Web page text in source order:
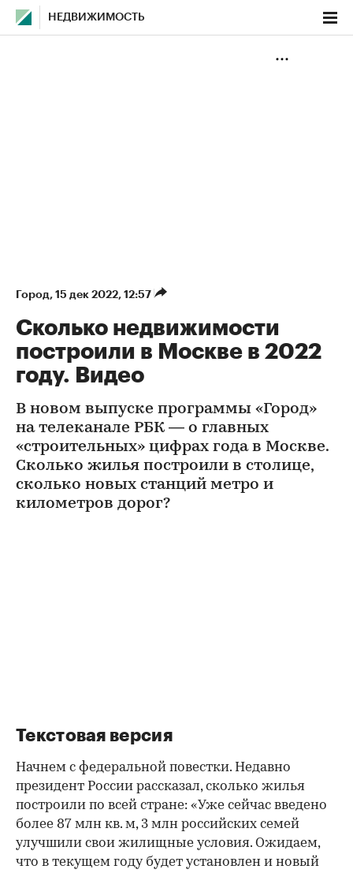
НЕДВИЖИМОСТЬ
Город⁠, 15 дек 2022, 12:57
Сколько недвижимости
построили в Москве в 2022
году. Видео
В новом выпуске программы «Город»
на телеканале РБК — о главных
«строительных» цифрах года в Москве.
Сколько жилья построили в столице,
сколько новых станций метро и
километров дорог?
Текстовая версия
Начнем с федеральной повестки. Недавно
президент России рассказал, сколько жилья
построили по всей стране: «Уже сейчас введено
более 87 млн кв. м, 3 млн российских семей
улучшили свои жилищные условия. Ожидаем,
что в текущем году будет установлен и новый